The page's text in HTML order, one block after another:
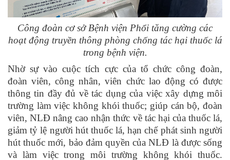
Công đoàn cơ sở Bệnh viện Phổi tăng cường các
hoạt động truyền thông phòng chống tác hại thuốc lá
trong bệnh viện.
Nhờ sự vào cuộc tích cực của tổ chức công đoàn,
đoàn viên, công nhân, viên chức lao động có được
thông tin đầy đủ về tác dụng của việc xây dựng môi
trường làm việc không khói thuốc; giúp cán bộ, đoàn
viên, NLĐ nâng cao nhận thức về tác hại của thuốc lá,
giảm tỷ lệ người hút thuốc lá, hạn chế phát sinh người
hút thuốc mới, bảo đảm quyền của NLĐ là được sống
và làm việc trong môi trường không khói thuốc.